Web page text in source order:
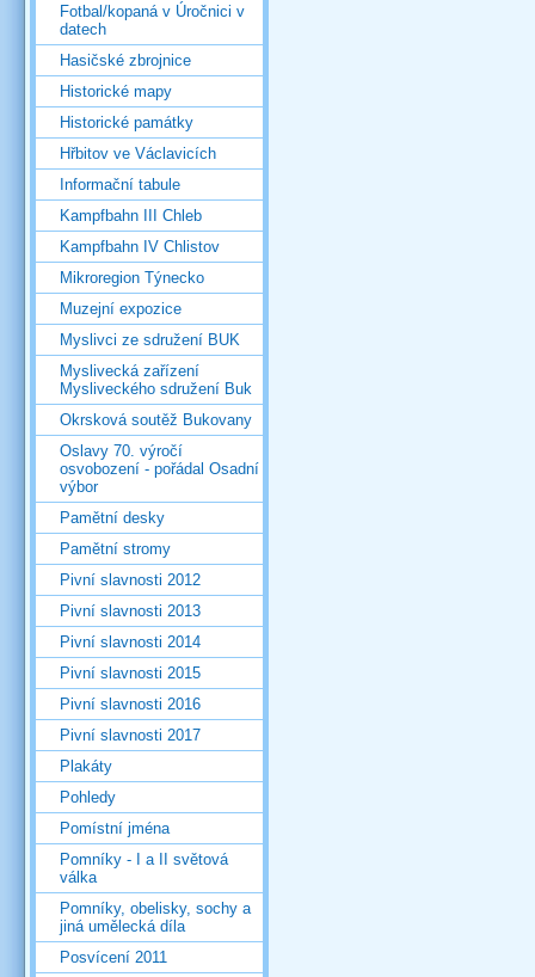
Fotbal/kopaná v Úročnici v
datech
Hasičské zbrojnice
Historické mapy
Historické památky
Hřbitov ve Václavicích
Informační tabule
Kampfbahn III Chleb
Kampfbahn IV Chlistov
Mikroregion Týnecko
Muzejní expozice
Myslivci ze sdružení BUK
Myslivecká zařízení
Mysliveckého sdružení Buk
Okrsková soutěž Bukovany
Oslavy 70. výročí
osvobození - pořádal Osadní
výbor
Pamětní desky
Pamětní stromy
Pivní slavnosti 2012
Pivní slavnosti 2013
Pivní slavnosti 2014
Pivní slavnosti 2015
Pivní slavnosti 2016
Pivní slavnosti 2017
Plakáty
Pohledy
Pomístní jména
Pomníky - I a II světová
válka
Pomníky, obelisky, sochy a
jiná umělecká díla
Posvícení 2011